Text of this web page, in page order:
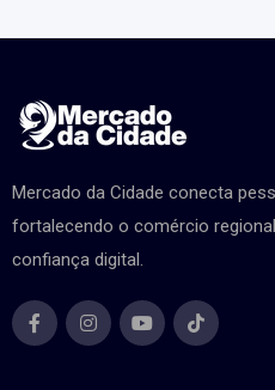
Mercado da Cidade conecta
fortalecendo o comércio
confiança digital.